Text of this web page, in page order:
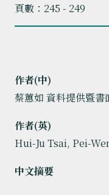
頁數：245 - 249
作者(中)
蔡蕙如 資料提供暨
作者(英)
Hui-Ju Tsai, Pei-
中文摘要